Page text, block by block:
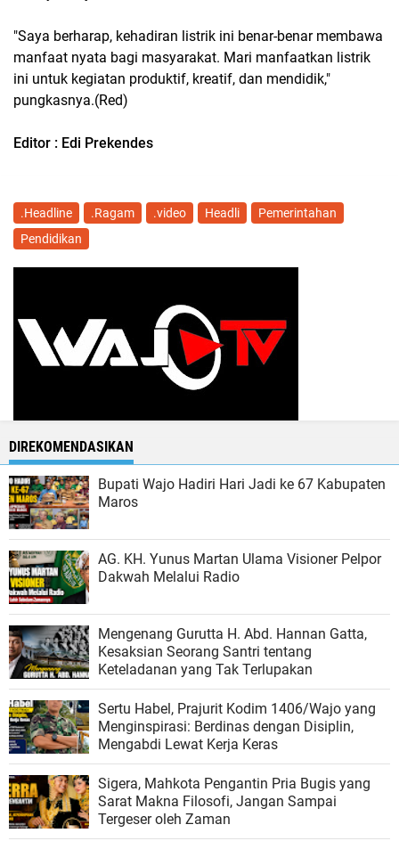
"Saya berharap, kehadiran listrik ini benar-benar membawa
manfaat nyata bagi masyarakat. Mari manfaatkan listrik
ini untuk kegiatan produktif, kreatif, dan mendidik,"
pungkasnya.(Red)
Editor : Edi Prekendes
.Headline .Ragam .video Headli
Pemerintahan
Pendidikan
DIREKOMENDASIKAN
Bupati Wajo Hadiri Hari Jadi ke 67 Kabupaten
Maros
AG. KH. Yunus Martan Ulama Visioner Pelpor
Dakwah Melalui Radio
Mengenang Gurutta H. Abd. Hannan Gatta,
Kesaksian Seorang Santri tentang
Keteladanan yang Tak Terlupakan
Sertu Habel, Prajurit Kodim 1406/Wajo yang
Menginspirasi: Berdinas dengan Disiplin,
Mengabdi Lewat Kerja Keras
Sigera, Mahkota Pengantin Pria Bugis yang
Sarat Makna Filosofi, Jangan Sampai
Tergeser oleh Zaman